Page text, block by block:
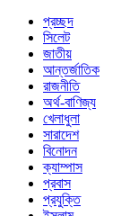
প্রচ্ছদ
সিলেট
জাতীয়
আন্তর্জাতিক
রাজনীতি
অর্থ-বাণিজ্য
খেলাধুলা
সারাদেশ
বিনোদন
ক্যাম্পাস
প্রবাস
প্রযুক্তি